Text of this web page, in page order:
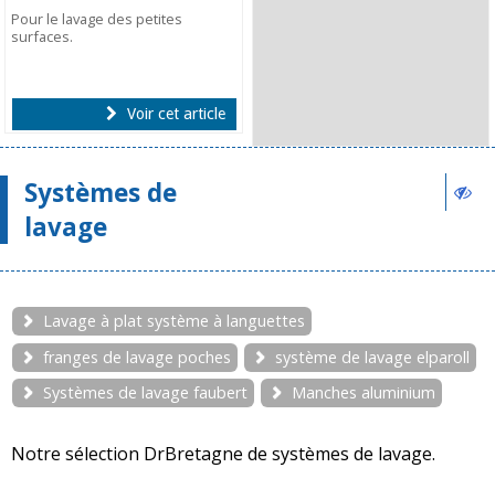
Pour le lavage des petites
surfaces.
Voir cet article
Systèmes de
lavage
Lavage à plat système à languettes
franges de lavage poches
système de lavage elparoll
Systèmes de lavage faubert
Manches aluminium
Notre sélection DrBretagne de systèmes de lavage.